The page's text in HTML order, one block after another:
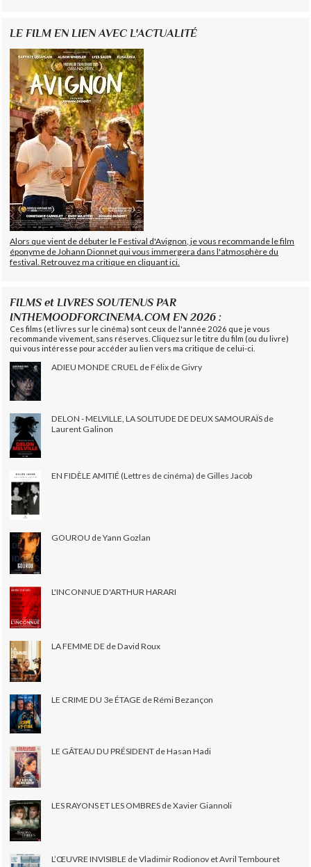
LE FILM EN LIEN AVEC L'ACTUALITÉ
Alors que vient de débuter le Festival d'Avignon, je vous recommande le film
éponyme de Johann Dionnet qui vous immergera dans l'atmosphère du
festival. Retrouvez ma critique en cliquant ici.
FILMS et LIVRES SOUTENUS PAR
INTHEMOODFORCINEMA.COM EN 2026 :
Ces films (et livres sur le cinéma) sont ceux de l'année 2026 que je vous
recommande vivement, sans réserves. Cliquez sur le titre du film (ou du livre)
qui vous intéresse pour accéder au lien vers ma critique de celui-ci.
ADIEU MONDE CRUEL de Félix de Givry
DELON - MELVILLE, LA SOLITUDE DE DEUX SAMOURAÏS de
Laurent Galinon
EN FIDÈLE AMITIÉ (Lettres de cinéma) de Gilles Jacob
GOUROU de Yann Gozlan
L'INCONNUE D'ARTHUR HARARI
LA FEMME DE de David Roux
LE CRIME DU 3e ÉTAGE de Rémi Bezançon
LE GÂTEAU DU PRÉSIDENT de Hasan Hadi
LES RAYONS ET LES OMBRES de Xavier Giannoli
L’ŒUVRE INVISIBLE de Vladimir Rodionov et Avril Tembouret